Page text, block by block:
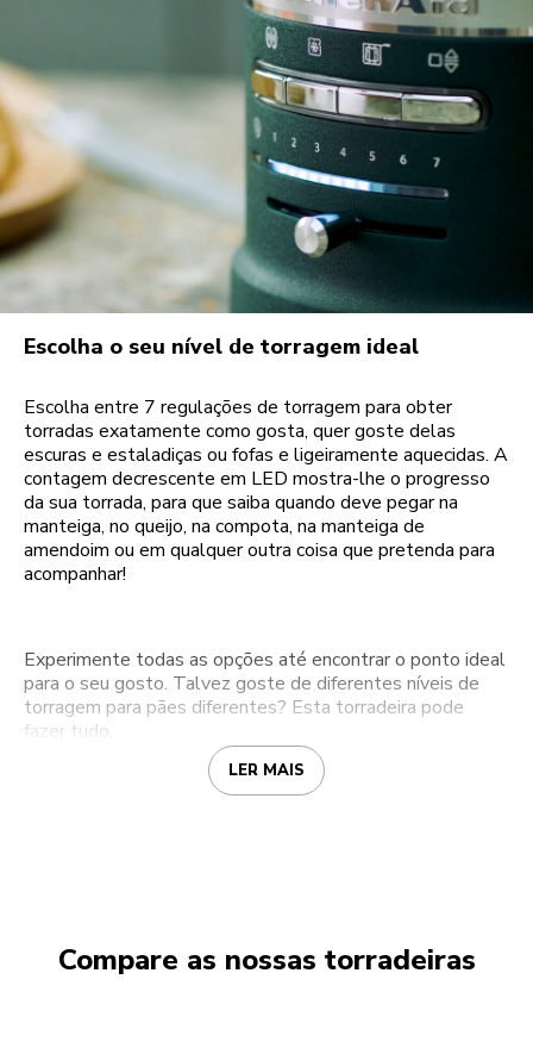
Escolha o seu nível de torragem ideal
Escolha entre 7 regulações de torragem para obter
torradas exatamente como gosta, quer goste delas
escuras e estaladiças ou fofas e ligeiramente aquecidas. A
contagem decrescente em LED mostra-lhe o progresso
da sua torrada, para que saiba quando deve pegar na
manteiga, no queijo, na compota, na manteiga de
amendoim ou em qualquer outra coisa que pretenda para
acompanhar!
Experimente todas as opções até encontrar o ponto ideal
para o seu gosto. Talvez goste de diferentes níveis de
torragem para pães diferentes? Esta torradeira pode
fazer tudo.
LER MAIS
Compare as nossas torradeiras